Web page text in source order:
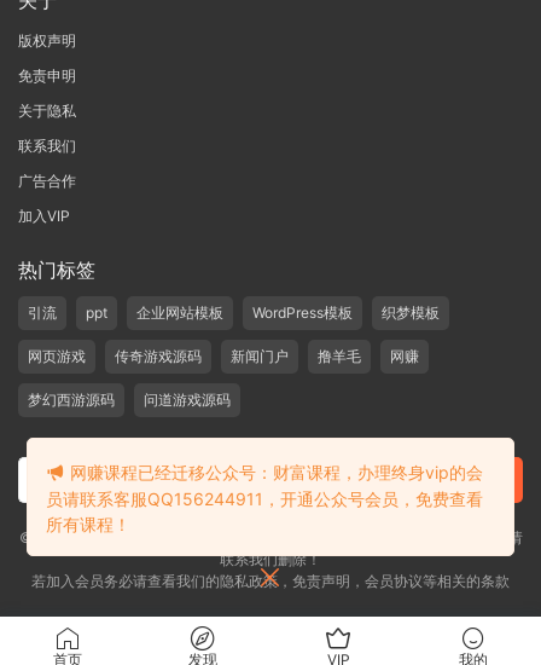
版权声明
免责申明
关于隐私
联系我们
广告合作
加入VIP
热门标签
引流 ppt 企业网站模板 WordPress模板 织梦模板
网页游戏 传奇游戏源码 新闻门户 撸羊毛 网赚
梦幻西游源码 问道游戏源码
©2019-2020 愁资源 站内大部分资源收集于网络，若侵犯了您的合法权益，请
联系我们删除！
若加入会员务必请查看我们的隐私政策，免责声明，会员协议等相关的条款
首页 发现 VIP 我的
网赚课程已经迁移公众号：财富课程，办理终身vip的会
员请联系客服QQ156244911，开通公众号会员，免费查看
所有课程！